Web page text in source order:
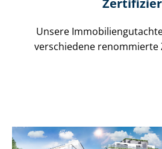
Unsere
verschiedene renommierte